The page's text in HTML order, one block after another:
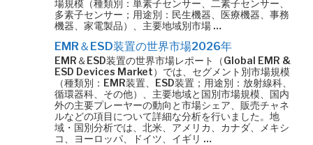
場規模（種類別：単素子センサー、二素子センサー、
多素子センサー；用途別：民生機器、医療機器、事務
機器、家電製品）、主要地域別市場 …
EMR＆ESD装置の世界市場2026年
EMR＆ESD装置の世界市場レポート（Global EMR &
ESD Devices Market）では、セグメント別市場規模
（種類別：EMR装置、ESD装置；用途別：放射線科、
循環器科、その他）、主要地域と国別市場規模、国内
外の主要プレーヤーの動向と市場シェア、販売チャネ
ルなどの項目について詳細な分析を行いました。地
域・国別分析では、北米、アメリカ、カナダ、メキシ
コ、ヨーロッパ、ドイツ、イギリ …